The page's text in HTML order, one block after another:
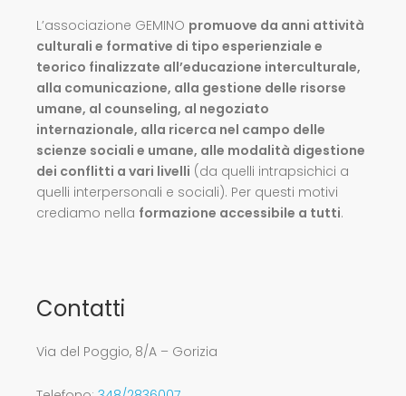
L’associazione GEMINO promuove da anni attività
culturali e formative di tipo esperienziale e
teorico finalizzate all’educazione interculturale,
alla comunicazione, alla gestione delle risorse
umane, al counseling, al negoziato
internazionale, alla ricerca nel campo delle
scienze sociali e umane, alle modalità digestione
dei conflitti a vari livelli (da quelli intrapsichici a
quelli interpersonali e sociali). Per questi motivi
crediamo nella formazione accessibile a tutti.
Contatti
Via del Poggio, 8/A – Gorizia